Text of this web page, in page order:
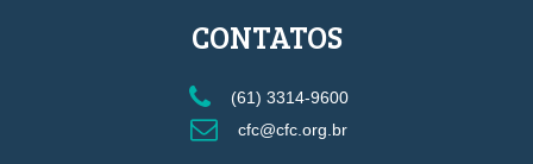
CONTATOS
(61) 3314-9600
cfc@cfc.org.br